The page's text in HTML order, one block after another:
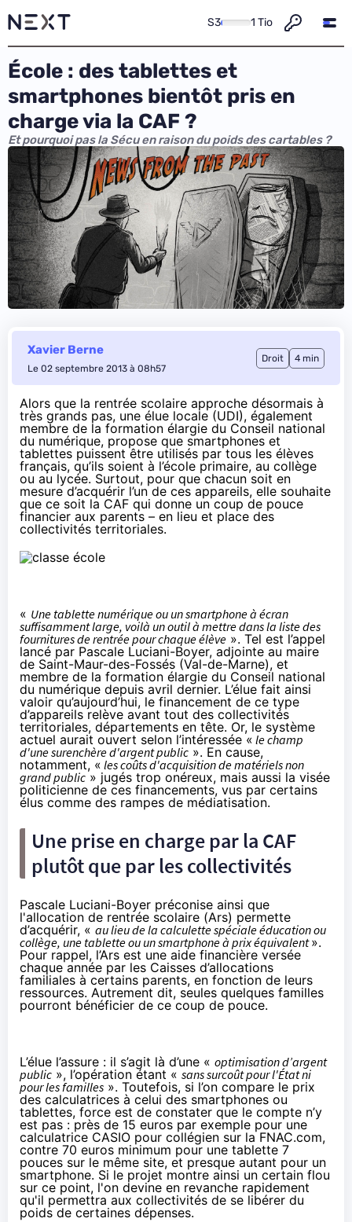
S3 1 Tio
École : des tablettes et
smartphones bientôt pris en
charge via la CAF ?
Et pourquoi pas la Sécu en raison du poids des cartables ?
Xavier Berne
Le 02 septembre 2013 à 08h57
Droit 4 min
Alors que la rentrée scolaire approche désormais à
très grands pas, une élue locale (UDI), également
membre de la formation élargie du Conseil national
du numérique, propose que smartphones et
tablettes puissent être utilisés par tous les élèves
français, qu’ils soient à l’école primaire, au collège
ou au lycée. Surtout, pour que chacun soit en
mesure d’acquérir l’un de ces appareils, elle souhaite
que ce soit la CAF qui donne un coup de pouce
financier aux parents – en lieu et place des
collectivités territoriales.
« Une tablette numérique ou un smartphone à écran
suffisamment large, voilà un outil à mettre dans la liste des
fournitures de rentrée pour chaque élève ». Tel est l’appel
lancé par Pascale Luciani-Boyer, adjointe au maire
de Saint-Maur-des-Fossés (Val-de-Marne), et
membre de la formation élargie du Conseil national
du numérique depuis avril dernier. L’élue fait ainsi
valoir qu’aujourd’hui, le financement de ce type
d’appareils relève avant tout des collectivités
territoriales, départements en tête. Or, le système
actuel aurait ouvert selon l’intéressée « le champ
d'une surenchère d'argent public ». En cause,
notamment, « les coûts d'acquisition de matériels non
grand public » jugés trop onéreux, mais aussi la visée
politicienne de ces financements, vus par certains
élus comme des rampes de médiatisation.
Une prise en charge par la CAF
plutôt que par les collectivités
Pascale Luciani-Boyer préconise ainsi que
l'allocation de rentrée scolaire (Ars) permette
d’acquérir, « au lieu de la calculette spéciale éducation ou
collège, une tablette ou un smartphone à prix équivalent».
Pour rappel, l’Ars est une aide financière versée
chaque année par les Caisses d’allocations
familiales à certains parents, en fonction de leurs
ressources. Autrement dit, seules quelques familles
pourront bénéficier de ce coup de pouce.
L’élue l’assure : il s’agit là d’une « optimisation d’argent
public », l’opération étant « sans surcoût pour l'État ni
pour les familles ». Toutefois, si l’on compare le prix
des calculatrices à celui des smartphones ou
tablettes, force est de constater que le compte n’y
est pas : près de 15 euros par exemple pour une
calculatrice CASIO pour collégien sur la FNAC.com,
contre 70 euros minimum pour une tablette 7
pouces sur le même site, et presque autant pour un
smartphone. Si le projet montre ainsi un certain flou
sur ce point, l'on devine en revanche rapidement
qu'il permettra aux collectivités de se libérer du
poids de certaines dépenses.